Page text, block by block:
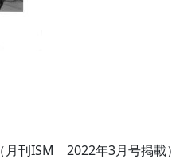
（月刊ISM 2022年3月号掲載）